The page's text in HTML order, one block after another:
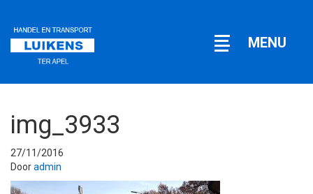
Open
MENU
img_3933
27/11/2016
Dooradmin